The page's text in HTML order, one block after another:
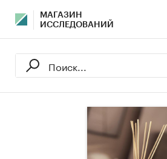
МАГАЗИН
ИССЛЕДОВАНИЙ